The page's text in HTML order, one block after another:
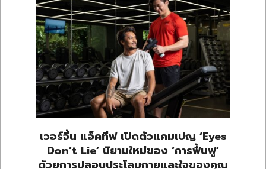
เวอร์จิ้น แอ็คทีฟ เปิดตัวแคมเปญ ‘Eyes
Don’t Lie’ นิยามใหม่ของ ‘การฟื้นฟู’
ด้วยการปลอบประโลมกายและใจของคุณ